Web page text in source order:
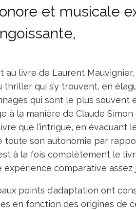
et musicale
au livre de Laurent
thriller qui s’y trouvent, en
qui sont le plus souvent
à la manière de Claude
que l’intrigue, en évacuant
toute son autonomie par
à la fois complètement le
expérience comparative assez
points d’adaptation ont
en fonction des origines de